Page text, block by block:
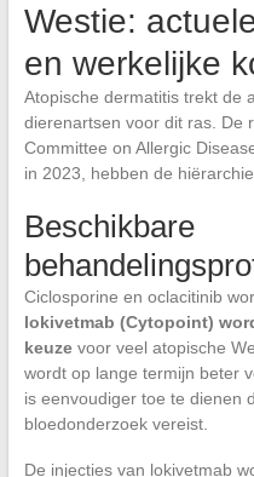
Westie:
en werkelijke
Atopische dermatitis trekt de
dierenartsen voor dit ras. De
Committee on Allergic
in 2023, hebben de
Beschikbare
Ciclosporine en oclacitinib
lokivetmab (Cytopoint)
keuzevoor veel atopische
wordt op lange termijn beter
is eenvoudiger toe te dienen
bloedonderzoek vereist.
De injecties van lokivetmab